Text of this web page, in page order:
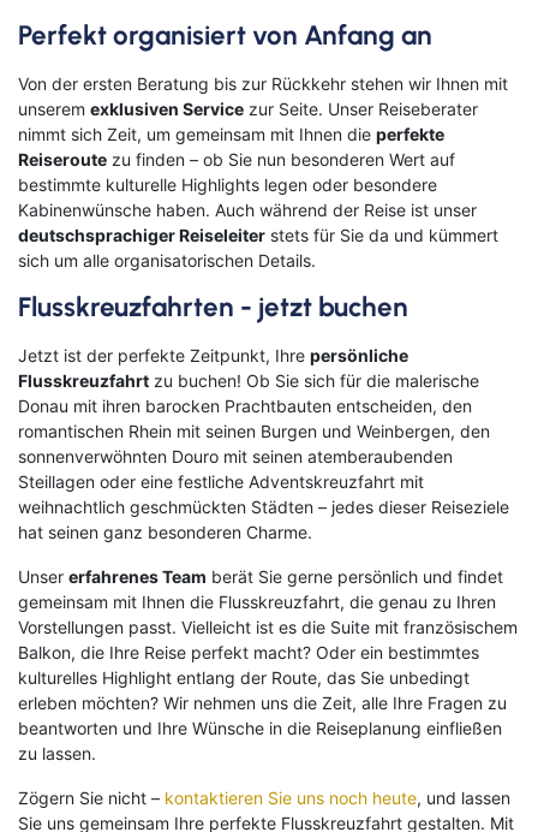
Suchen & Buchen
Reiseart
Bahn
Bus
Eigenanreise
Flug
Schiff
Abreiseort
Minden
Müllheim
Nürnberg
Osnabrück
Osterholz-Scharmbeck
Regensburg
Remscheid
Saarbrücken
Saarlouis
Schwandorf
Schweich
Schweinfurt
Schweitenkirchen
Senftenberg
Siegenburg
Soest
Solingen
Spremberg
Trier
Weiden
Werneck
Wetzlar
Wiesbaden
Wittlich
Flug
Ab Amsterdam
Ab Basel
Ab Düsseldorf
Ab Frankfurt
Ab Hamburg
Ab Hannover
Ab Köln/Bonn
Ab München
Ab Münster/Osnabrück
Ab Nürnberg
Ab Stuttgart
Ab Zürich
Suchen
Perfekt organisiert von Anfang an
Von der ersten Beratung bis zur Rückkehr stehen wir Ihnen mit
unserem exklusiven Service zur Seite. Unser Reiseberater
nimmt sich Zeit, um gemeinsam mit Ihnen die perfekte
Reiseroute zu finden – ob Sie nun besonderen Wert auf
bestimmte kulturelle Highlights legen oder besondere
Kabinenwünsche haben. Auch während der Reise ist unser
deutschsprachiger Reiseleiter stets für Sie da und kümmert
sich um alle organisatorischen Details.
Flusskreuzfahrten - jetzt buchen
Jetzt ist der perfekte Zeitpunkt, Ihre persönliche
Flusskreuzfahrt zu buchen! Ob Sie sich für die malerische
Donau mit ihren barocken Prachtbauten entscheiden, den
romantischen Rhein mit seinen Burgen und Weinbergen, den
sonnenverwöhnten Douro mit seinen atemberaubenden
Steillagen oder eine festliche Adventskreuzfahrt mit
weihnachtlich geschmückten Städten – jedes dieser Reiseziele
hat seinen ganz besonderen Charme.
Unser erfahrenes Team berät Sie gerne persönlich und findet
gemeinsam mit Ihnen die Flusskreuzfahrt, die genau zu Ihren
Vorstellungen passt. Vielleicht ist es die Suite mit französischem
Balkon, die Ihre Reise perfekt macht? Oder ein bestimmtes
kulturelles Highlight entlang der Route, das Sie unbedingt
erleben möchten? Wir nehmen uns die Zeit, alle Ihre Fragen zu
beantworten und Ihre Wünsche in die Reiseplanung einfließen
zu lassen.
Zögern Sie nicht – kontaktieren Sie uns noch heute, und lassen
Sie uns gemeinsam Ihre perfekte Flusskreuzfahrt gestalten. Mit